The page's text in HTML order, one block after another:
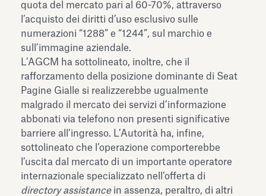
quota del mercato pari al 60-70%, attraverso
l’acquisto dei diritti d’uso esclusivo sulle
numerazioni “1288” e “1244”, sul marchio e
sull’immagine aziendale.
L’AGCM ha sottolineato, inoltre, che il
rafforzamento della posizione dominante di Seat
Pagine Gialle si realizzerebbe ugualmente
malgrado il mercato dei servizi d’informazione
abbonati via telefono non presenti significative
barriere all’ingresso. L’Autorità ha, infine,
sottolineato che l’operazione comporterebbe
l’uscita dal mercato di un importante operatore
internazionale specializzato nell’offerta di
directory assistance in assenza, peraltro, di altri